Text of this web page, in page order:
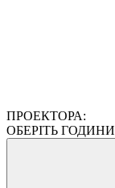
ПРОЕКТОРА:
ОБЕРІТЬ